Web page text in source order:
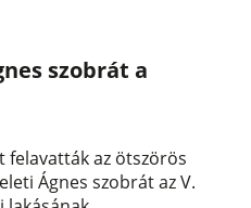
szobrát a
felavatták az ötszörös
Ágnes szobrát az V.